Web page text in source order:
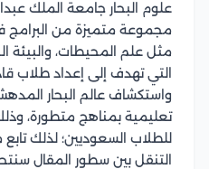
علوم البحار جامعة الملك
مجموعة متميزة من البرامج
مثل علم المحيطات، والبيئة
التي تهدف إلى إعداد طلاب
واستكشاف عالم البحار
تعليمية بمناهج متطورة،
للطلاب السعوديين؛ لذلك
التنقل بين سطور المقال